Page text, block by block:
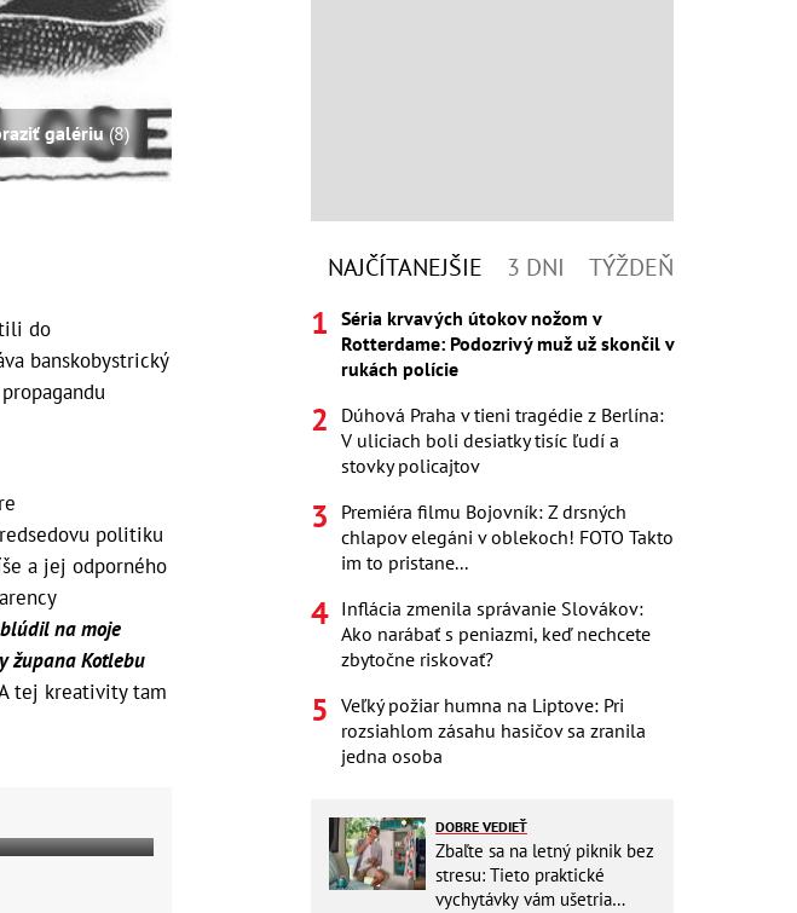
galériu(8)
do
banskobystrický
politiku
a jej odporného
na moje
župana Kotlebu
tej kreativity tam
NAJČÍTANEJŠIE 3 DNI TÝŽDEŇ
Séria krvavých útokov nožom v
Rotterdame: Podozrivý muž už skončil v
rukách polície
Dúhová Praha v tieni tragédie z Berlína:
V uliciach boli desiatky tisíc ľudí a
stovky policajtov
Premiéra filmu Bojovník: Z drsných
chlapov elegáni v oblekoch! FOTO Takto
im to pristane...
Inflácia zmenila správanie Slovákov:
Ako narábať s peniazmi, keď nechcete
zbytočne riskovať?
Veľký požiar humna na Liptove: Pri
rozsiahlom zásahu hasičov sa zranila
jedna osoba
DOBRE VEDIEŤ
Zbaľte sa na letný piknik bez
stresu: Tieto praktické
vychytávky vám ušetria